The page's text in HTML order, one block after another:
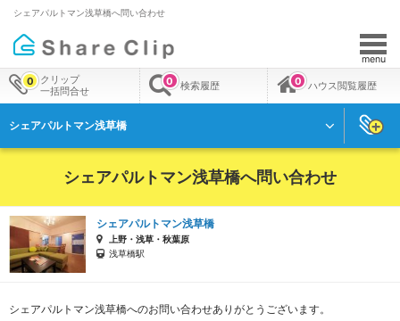
シェアパルトマン浅草橋へ問い合わせ
menu
クリップ
一括問合せ
0 検索履歴
0 ハウス閲覧履歴
0
シェアパルトマン浅草橋
シェアパルトマン浅草橋へ問い合わせ
シェアパルトマン浅草橋
上野・浅草・秋葉原
浅草橋駅
シェアパルトマン浅草橋へのお問い合わせありがとうございます。